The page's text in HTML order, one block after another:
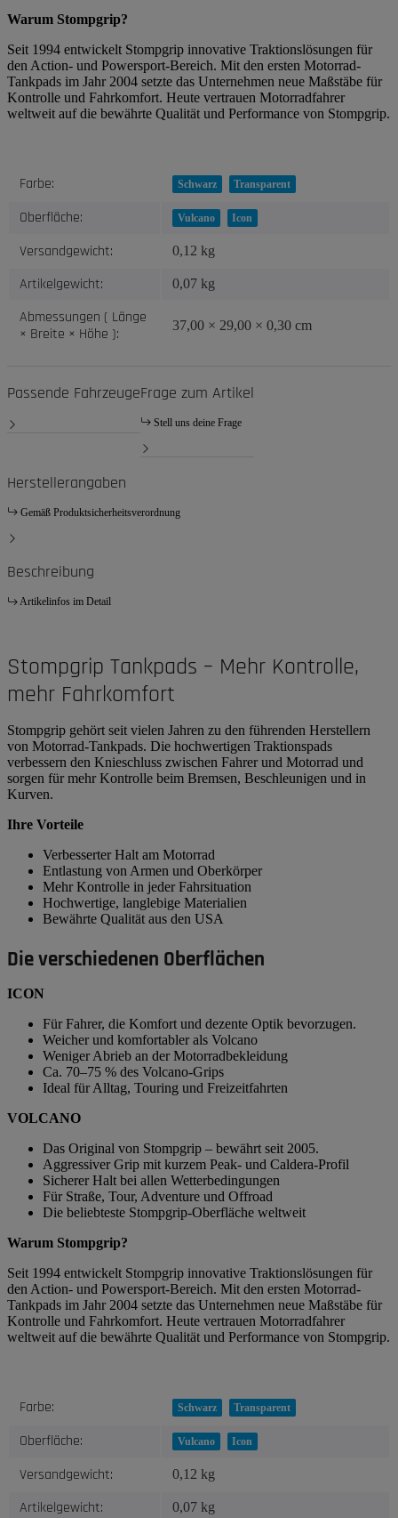
Warum Stompgrip?
Seit 1994 entwickelt Stompgrip innovative Traktionslösungen für
den Action- und Powersport-Bereich. Mit den ersten Motorrad-
Tankpads im Jahr 2004 setzte das Unternehmen neue Maßstäbe für
Kontrolle und Fahrkomfort. Heute vertrauen Motorradfahrer
weltweit auf die bewährte Qualität und Performance von Stompgrip.
Produkteigenschaft
Wert
Farbe: Schwarz Transparent
Oberfläche: Vulcano Icon
Versandgewicht: 0,12 kg
Artikelgewicht: 0,07 kg
Abmessungen ( Länge
× Breite × Höhe ):
37,00 × 29,00 × 0,30 cm
Passende FahrzeugeFrage zum Artikel
Stell uns deine Frage
Herstellerangaben
Gemäß Produktsicherheitsverordnung
Beschreibung
Artikelinfos im Detail
Stompgrip Tankpads – Mehr Kontrolle,
mehr Fahrkomfort
Stompgrip gehört seit vielen Jahren zu den führenden Herstellern
von Motorrad-Tankpads. Die hochwertigen Traktionspads
verbessern den Knieschluss zwischen Fahrer und Motorrad und
sorgen für mehr Kontrolle beim Bremsen, Beschleunigen und in
Kurven.
Ihre Vorteile
Verbesserter Halt am Motorrad
Entlastung von Armen und Oberkörper
Mehr Kontrolle in jeder Fahrsituation
Hochwertige, langlebige Materialien
Bewährte Qualität aus den USA
Die verschiedenen Oberflächen
ICON
Für Fahrer, die Komfort und dezente Optik bevorzugen.
Weicher und komfortabler als Volcano
Weniger Abrieb an der Motorradbekleidung
Ca. 70–75 % des Volcano-Grips
Ideal für Alltag, Touring und Freizeitfahrten
VOLCANO
Das Original von Stompgrip – bewährt seit 2005.
Aggressiver Grip mit kurzem Peak- und Caldera-Profil
Sicherer Halt bei allen Wetterbedingungen
Für Straße, Tour, Adventure und Offroad
Die beliebteste Stompgrip-Oberfläche weltweit
Warum Stompgrip?
Seit 1994 entwickelt Stompgrip innovative Traktionslösungen für
den Action- und Powersport-Bereich. Mit den ersten Motorrad-
Tankpads im Jahr 2004 setzte das Unternehmen neue Maßstäbe für
Kontrolle und Fahrkomfort. Heute vertrauen Motorradfahrer
weltweit auf die bewährte Qualität und Performance von Stompgrip.
Produkteigenschaft
Wert
Farbe: Schwarz Transparent
Oberfläche: Vulcano Icon
Versandgewicht: 0,12 kg
Artikelgewicht: 0,07 kg